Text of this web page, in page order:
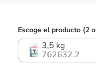
Escoge el producto (2
3,5 kg
762632.2